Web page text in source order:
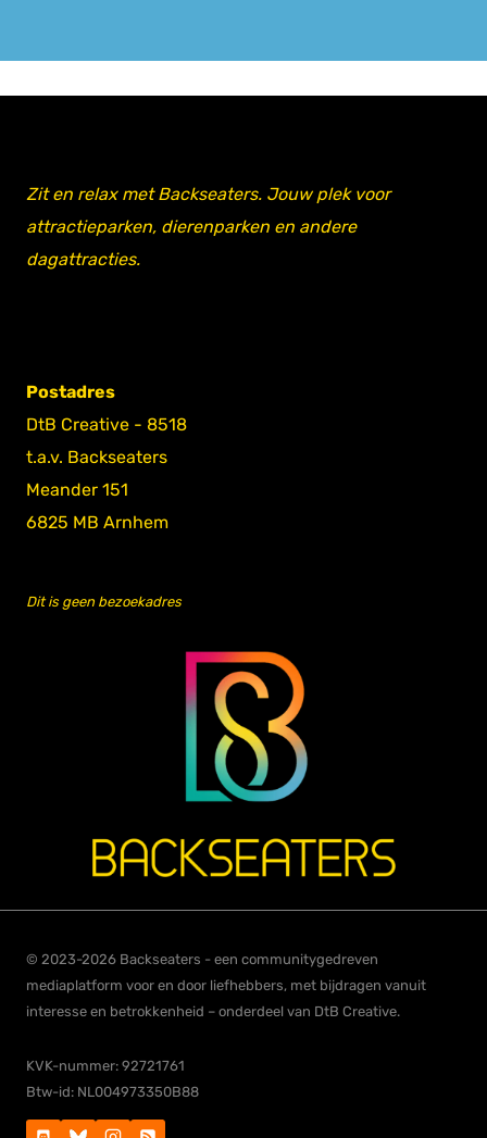
Zit en relax met Backseaters. Jouw plek voor
attractieparken, dierenparken en andere
dagattracties.
Postadres
DtB Creative - 8518
t.a.v. Backseaters
Meander 151
6825 MB Arnhem
Dit is geen bezoekadres
© 2023-2026 Backseaters - een communitygedreven
mediaplatform voor en door liefhebbers, met bijdragen vanuit
interesse en betrokkenheid – onderdeel van DtB Creative.
KVK-nummer: 92721761
Btw-id: NL004973350B88